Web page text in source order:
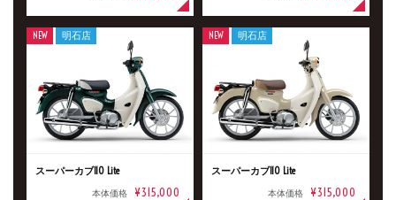
スーパーカブ110 Lite
本体価格 ¥315,000
NEW 明石店
スーパーカブ110 Lite
本体価格 ¥315,000
NEW 明石店
価格